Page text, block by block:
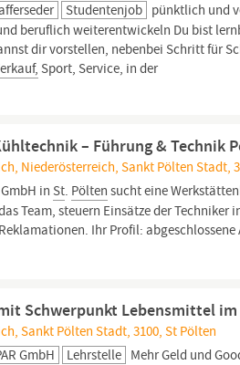
Studentenjob pünktlich und
beruflich weiterentwickeln Du bist
dir vorstellen, nebenbei Schritt für
Sport, Service, in der
– Führung & Technik
Niederösterreich, Sankt Pölten Stadt,
in St. Pölten sucht eine
Team, steuern Einsätze der Techniker
Ihr Profil: abgeschlossene
Schwerpunkt Lebensmittel im
Sankt Pölten Stadt, 3100, St Pölten
GmbH Lehrstelle Mehr Geld und